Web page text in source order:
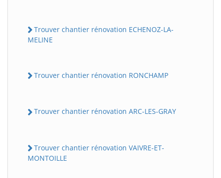
Trouver chantier rénovation ECHENOZ-LA-
MELINE
Trouver chantier rénovation RONCHAMP
Trouver chantier rénovation ARC-LES-GRAY
Trouver chantier rénovation VAIVRE-ET-
MONTOILLE